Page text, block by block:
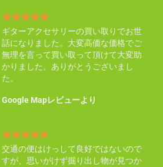
ギターアクセサリーの買い取りでお世
話になりました。大変高価な価格でご
無理を言って買い取って頂けて大変助
かりました。ありがとうございまし
た。
Google Mapレビューより
交通の便はけっして良好ではないので
すが、思いがけず掘り出し物が見つか